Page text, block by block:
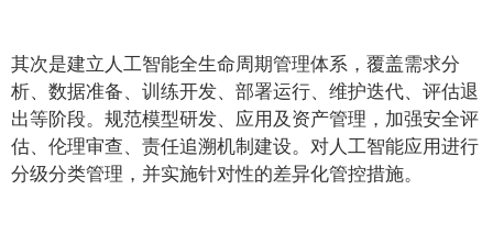
其次是建立人工智能全生命周期管理体系，覆盖需求分
析、数据准备、训练开发、部署运行、维护迭代、评估退
出等阶段。规范模型研发、应用及资产管理，加强安全评
估、伦理审查、责任追溯机制建设。对人工智能应用进行
分级分类管理，并实施针对性的差异化管控措施。